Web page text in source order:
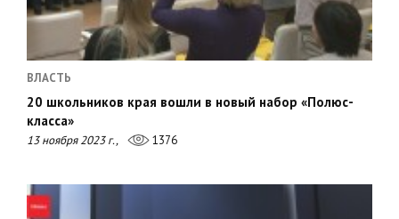
ВЛАСТЬ
20 школьников края вошли в новый набор «Полюс-
класса»
13 ноября 2023 г., 1376